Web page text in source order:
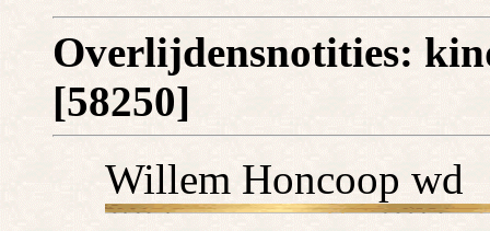
Overlijdensnotities:
[58250]
Willem Honcoop wd